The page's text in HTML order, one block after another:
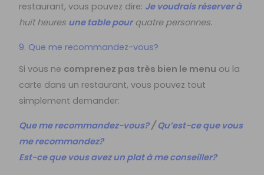
restaurant, vous pouvez dire: Je voudrais réserver à
huit heures une table pourquatre personnes.
9. Que me recommandez-vous?
Si vous ne comprenez pas très bien le menu ou la
carte dans un restaurant, vous pouvez tout
simplement demander:
Que me recommandez-vous?/ Qu’est-ce que vous
me recommandez?
Est-ce que vous avez un plat à me conseiller?